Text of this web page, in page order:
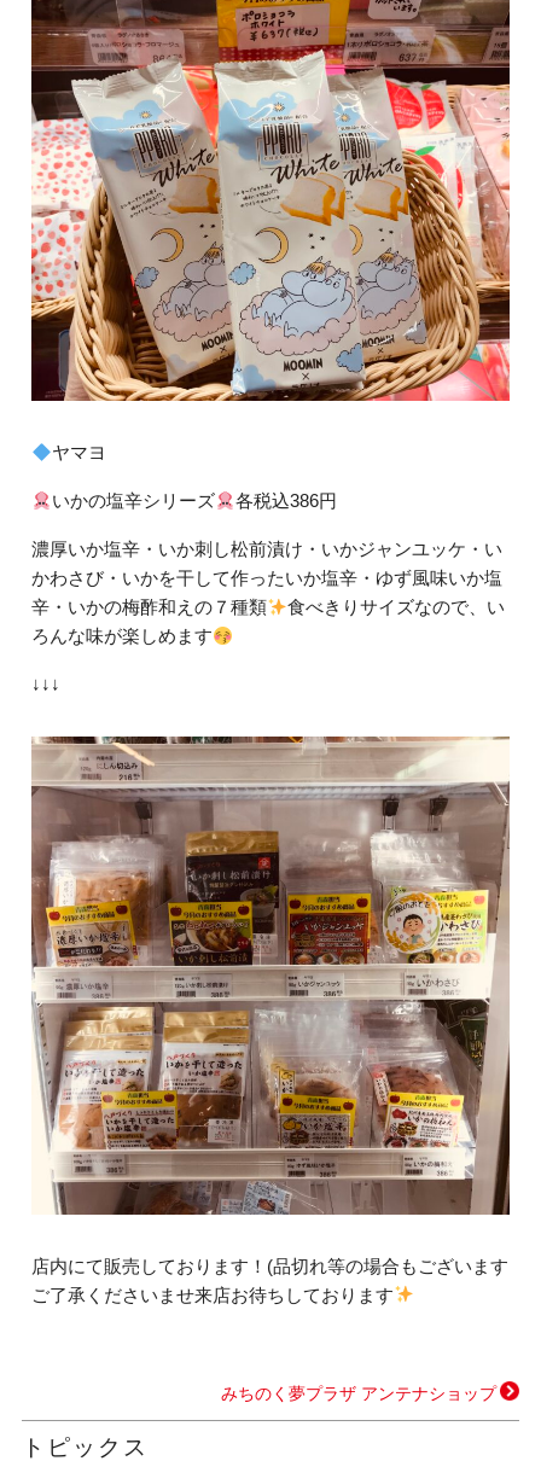
ヤマヨ
いかの塩辛シリーズ 各税込386円
濃厚いか塩辛・いか刺し松前漬け・いかジャンユッケ・い
かわさび・いかを干して作ったいか塩辛・ゆず風味いか塩
辛・いかの梅酢和えの７種類
食べきりサイズなので、い
ろんな味が楽しめます
↓↓↓
店内にて販売しております！(品切れ等の場合もございます
ご了承くださいませ来店お待ちしております
みちのく夢プラザ アンテナショップ
トピックス